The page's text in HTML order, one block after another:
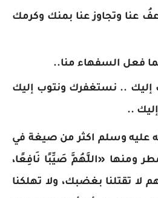
عنا وتجاوز عنا بمنك وكرمك
بما فعل السفهاء منا..
.. نستغفرك ونتوب إليك
..
عليه وسلم اكثر من صيغة في
ومنها «اللَّهُمَّ صَيِّبًا نَافِعًا،
لا تقتلنا بغضبك، ولا تهلكنا